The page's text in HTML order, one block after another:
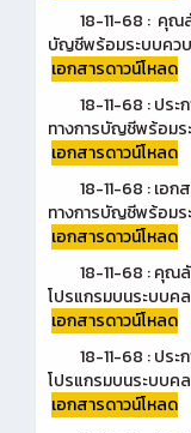
18-11-68 : คุณ
บัญชีพร้อมระบบคว
เอกสารดาวน์โหลด
18-11-68 : ปร
ทางการบัญชีพร้อม
เอกสารดาวน์โหลด
18-11-68 : เอ
ทางการบัญชีพร้อม
เอกสารดาวน์โหลด
18-11-68 : คุณ
โปรแกรมบนระบบค
เอกสารดาวน์โหลด
18-11-68 : ปร
โปรแกรมบนระบบค
เอกสารดาวน์โหลด